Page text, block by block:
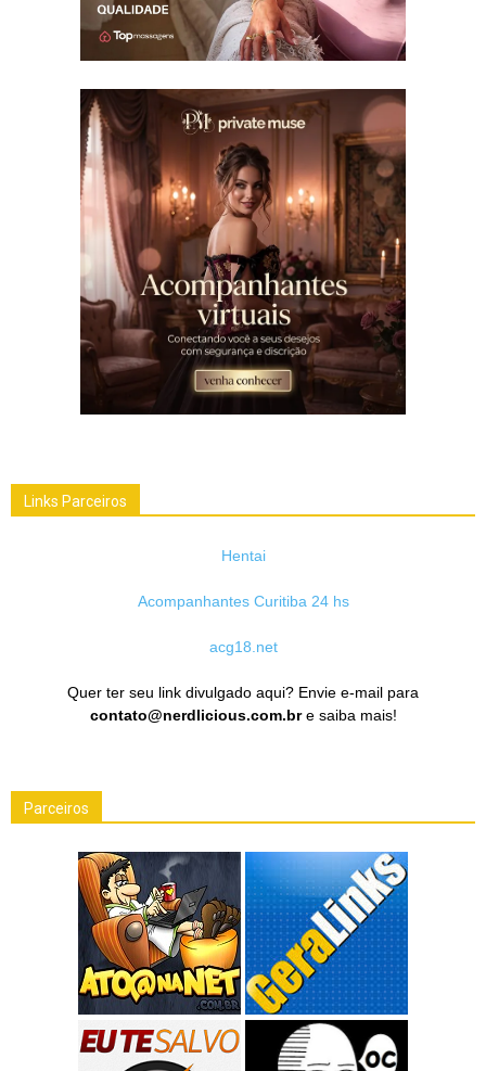
Links Parceiros
Hentai
Acompanhantes Curitiba 24 hs
acg18.net
Quer ter seu link divulgado aqui? Envie e-mail para
contato@nerdlicious.com.bre saiba mais!
Parceiros